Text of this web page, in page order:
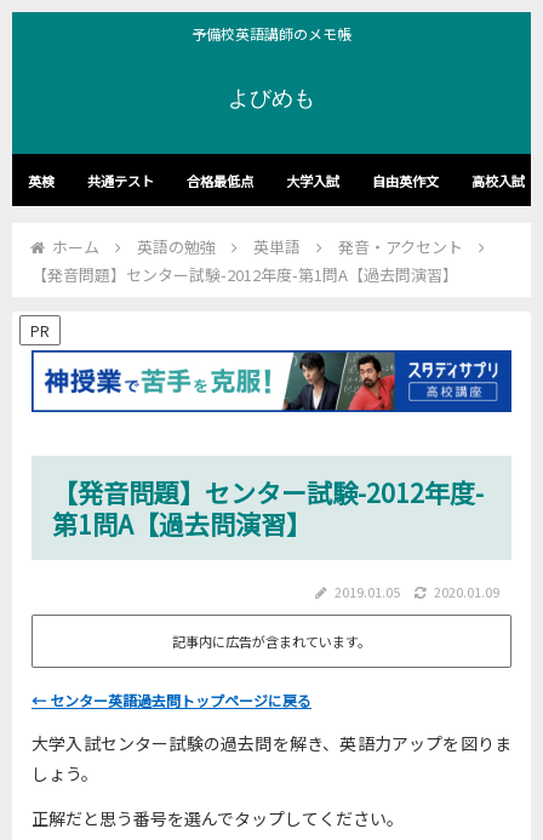
予備校英語講師のメモ帳
よびめも
英検 共通テスト 合格最低点 大学入試 自由英作文 高校入試
ホーム 英語の勉強 英単語
発音・アクセント
【発音問題】センター試験-2012年度-第1問A【過去問演習】
PR
【発音問題】センター試験-2012年度-
第1問A【過去問演習】
2019.01.05 2020.01.09
記事内に広告が含まれています。
← センター英語過去問トップページに戻る
大学入試センター試験の過去問を解き、英語力アップを図りま
しょう。
正解だと思う番号を選んでタップしてください。